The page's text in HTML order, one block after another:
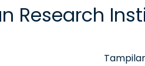
Research